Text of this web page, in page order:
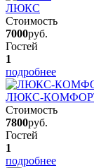
ЛЮКС
Стоимость
7000руб.
Гостей
1
подробнее
ЛЮКС-
Стоимость
7800руб.
Гостей
1
подробнее